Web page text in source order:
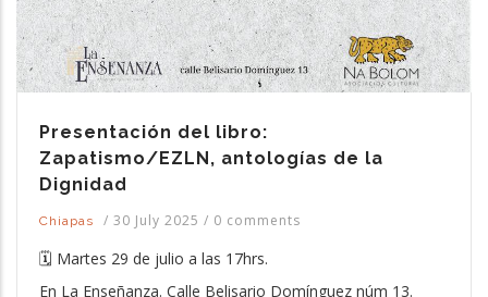
Presentación del libro:
Zapatismo/EZLN, antologías de la
Dignidad
Chiapas / 30 July 2025 / 0 comments
🗓️ Martes 29 de julio a las 17hrs.
En La Enseñanza. Calle Belisario Domínguez núm 13.